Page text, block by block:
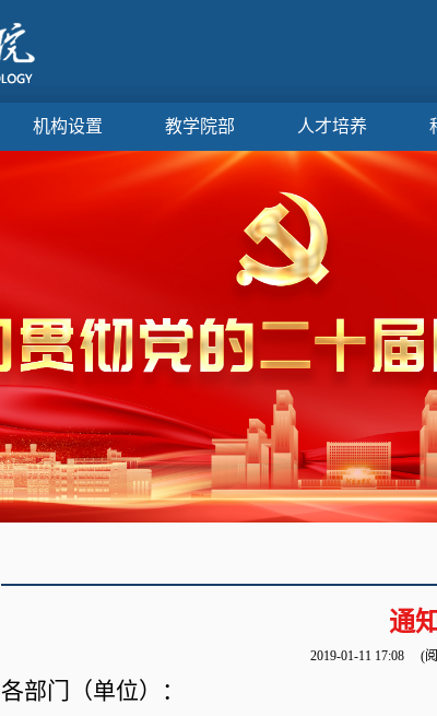
机构设置 教学院部 人才培养
通知
2019-01-11 17:08 (
各部门（单位）：